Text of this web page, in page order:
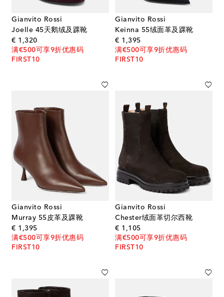
Gianvito Rossi
Joelle 45天鹅绒及踝靴
€ 1,320original price
满€500可享9折优惠码
FIRST10
Gianvito Rossi
Keinna 55绒面革及踝靴
€ 1,395original price
满€500可享9折优惠码
FIRST10
Gianvito Rossi
Murray 55皮革及踝靴
€ 1,395original price
满€500可享9折优惠码
FIRST10
Gianvito Rossi
Chester绒面革切尔西靴
€ 1,105original price
满€500可享9折优惠码
FIRST10